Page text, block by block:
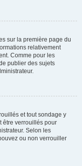
sur la première page du
relativement
Comme pour les
publier des sujets
et tout sondage y
être verrouillés pour
Selon les
ou non verrouiller